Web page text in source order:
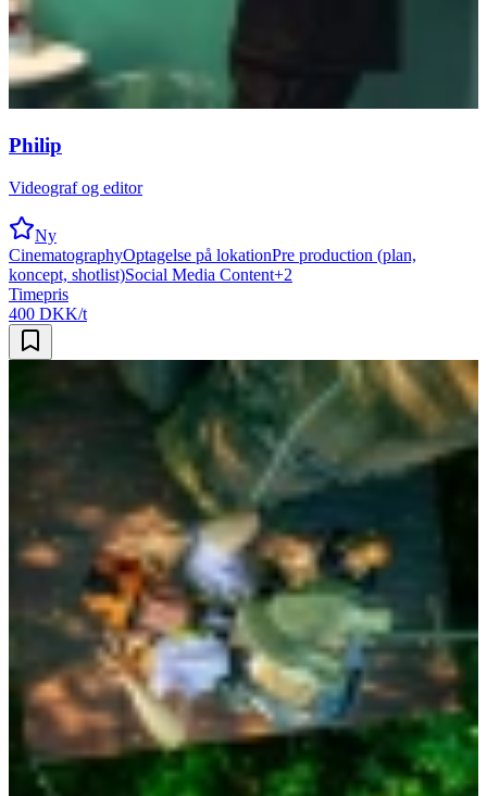
Philip
Videograf og editor
Ny
CinematographyOptagelse på lokationPre production (plan,
koncept, shotlist)Social Media Content+2
Timepris
400 DKK/t